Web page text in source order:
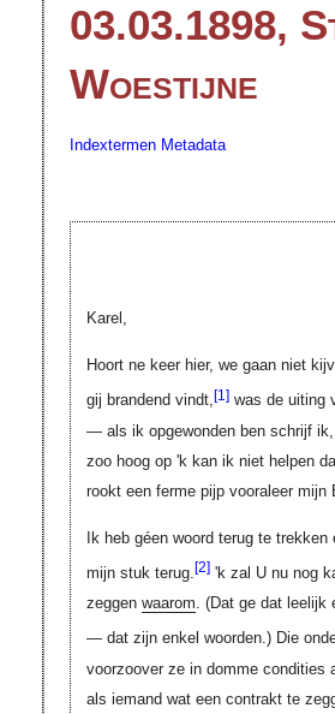
03.03.1898,
Woestijne
Indextermen Metadata
Karel,
Hoort ne keer hier, we gaan niet
gij brandend vindt,[1]was de uiting
— als ik opgewonden ben schrijf ik,
zoo hoog op 'k kan ik niet helpen
rookt een ferme pijp vooraleer mijn
Ik heb géen woord terug te
mijn stuk terug.[2]'k zal U nu nog
zeggen waarom. (Dat ge dat leelijk
— dat zijn enkel woorden.) Die
voorzoover ze in domme condities
als iemand wat een contrakt te